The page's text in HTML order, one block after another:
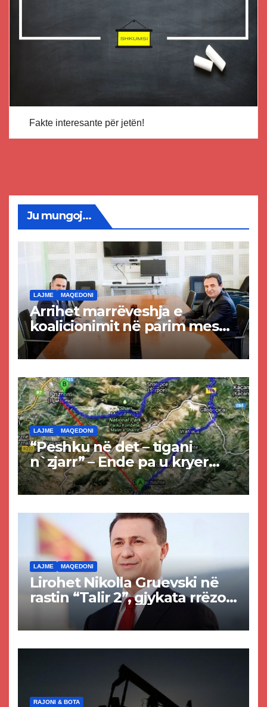
Fakte interesante për jetën!
Ju mungoj...
LAJME MAQEDONI
Arrihet marrëveshja e
koalicionimit në parim mes
Kurtit dhe Abdixhikut
LAJME MAQEDONI
“Peshku në det – tigani
n`zjarr” – Ende pa u kryer
projekti i tunelit, komuna e
Tetovës nis punimet për
LAJME MAQEDONI
Lirohet Nikolla Gruevski në
rastin “Talir 2”, gjykata rrëzon
akuzat për ndërtimin e
paligjshëm të selisë së
RAJONI & BOTA